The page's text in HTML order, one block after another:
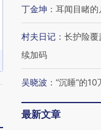
丁金坤 ： 耳闻目睹的
村夫日记 ： 长护险覆
续加码
吴晓波 ： “沉睡”的
最新文章